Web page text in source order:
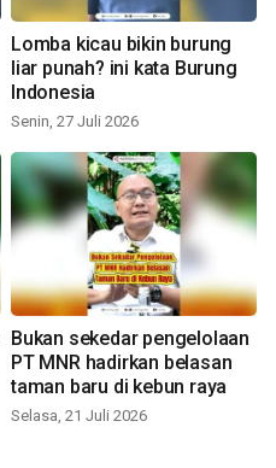
Lomba kicau bikin burung
liar punah? ini kata Burung
Indonesia
Senin, 27 Juli 2026
Bukan sekedar pengelolaan
PT MNR hadirkan belasan
taman baru di kebun raya
Selasa, 21 Juli 2026